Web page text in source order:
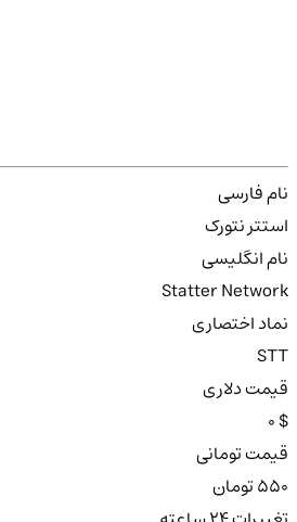
نام فارسی
استتر نتورک
نام انگلیسی
Statter Network
نماد اختصاری
STT
قیمت دلاری
0 $
قیمت تومانی
550 تومان